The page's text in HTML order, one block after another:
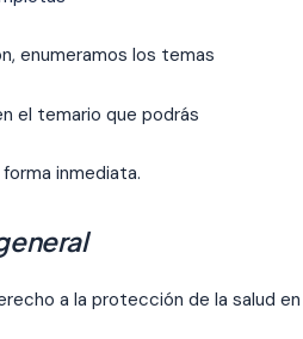
enumeramos los temas
el temario que podrás
inmediata.
a la protección de la salud